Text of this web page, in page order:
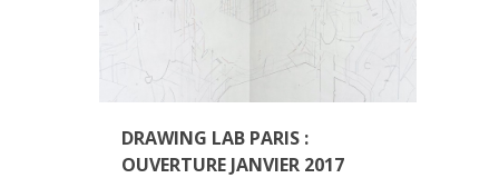
DRAWING LAB PARIS :
OUVERTURE JANVIER 2017